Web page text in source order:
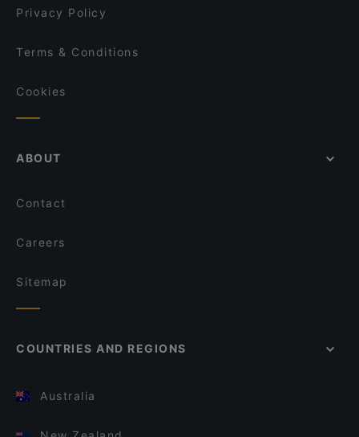
Privacy Policy
Terms & Conditions
Cookies
ABOUT
Contact
Careers
Sitemap
COUNTRIES AND REGIONS
Australia